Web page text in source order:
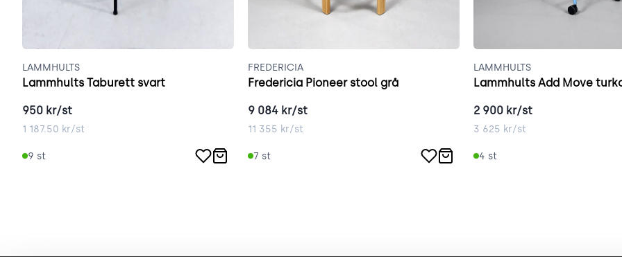
LAMMHULTS
Lammhults Taburett svart
950 kr/st
1 187.50 kr/st
9 st
FREDERICIA
Fredericia Pioneer stool grå
9 084 kr/st
11 355 kr/st
7 st
LAMMHULTS
Lammhults Add Move
2 900 kr/st
3 625 kr/st
4 st